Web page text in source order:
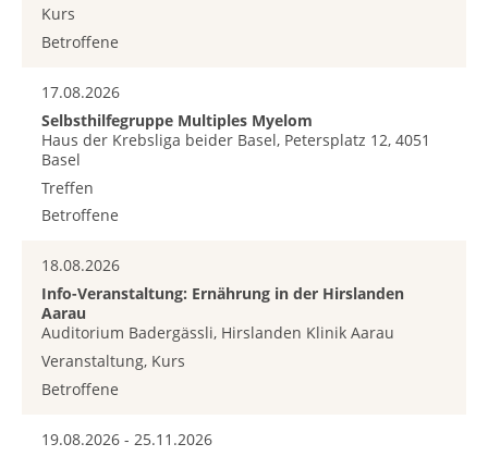
Kurs
Betroffene
17.08.2026
Selbsthilfegruppe Multiples Myelom
Haus der Krebsliga beider Basel, Petersplatz 12, 4051
Basel
Treffen
Betroffene
18.08.2026
Info-Veranstaltung: Ernährung in der Hirslanden
Aarau
Auditorium Badergässli, Hirslanden Klinik Aarau
Veranstaltung, Kurs
Betroffene
19.08.2026 - 25.11.2026